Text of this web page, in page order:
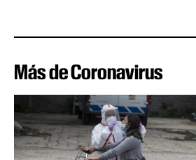
Más de Coronavirus